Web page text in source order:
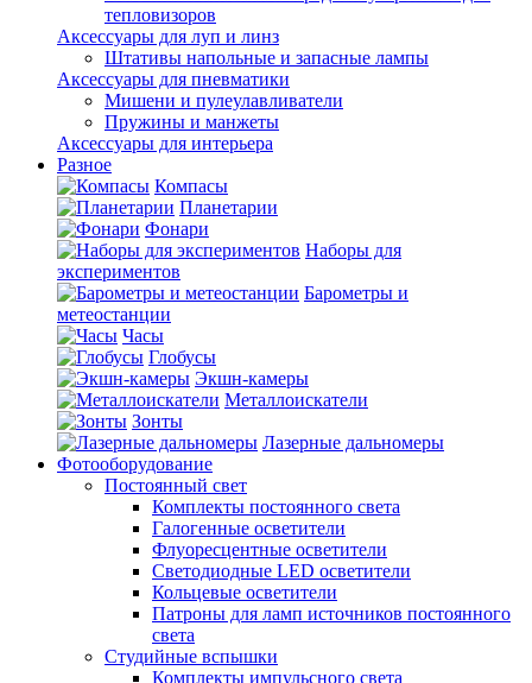
тепловизоров
Аксессуары для луп и линз
Штативы напольные и запасные лампы
Аксессуары для пневматики
Мишени и пулеулавливатели
Пружины и манжеты
Аксессуары для интерьера
Разное
Компасы
Планетарии
Фонари
Наборы для
экспериментов
Барометры и
метеостанции
Часы
Глобусы
Экшн-камеры
Металлоискатели
Зонты
Лазерные дальномеры
Фотооборудование
Постоянный свет
Комплекты постоянного света
Галогенные осветители
Флуоресцентные осветители
Светодиодные LED осветители
Кольцевые осветители
Патроны для ламп источников постоянного
света
Студийные вспышки
Комплекты импульсного света